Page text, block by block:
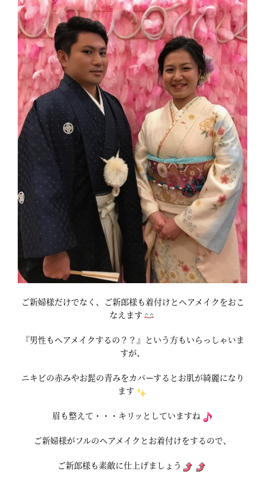
ご新婦様だけでなく、ご新郎様も着付けとヘアメイクをおこ
なえます
『男性もヘアメイクするの？？』という方もいらっしゃいま
すが、
ニキビの赤みやお髭の青みをカバーするとお肌が綺麗になり
ます
眉も整えて・・・キリッとしていますね
ご新婦様がフルのヘアメイクとお着付けをするので、
ご新郎様も素敵に仕上げましょう